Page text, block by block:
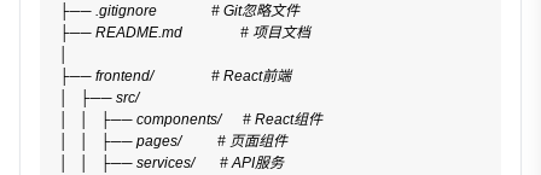
├── .gitignore               # Git忽略文件
├── README.md                # 项目文档
├── frontend/                # React前端
│   ├── src/
│   │   ├── components/      # React组件
│   │   ├── pages/          # 页面组件
│   │   ├── services/       # API服务